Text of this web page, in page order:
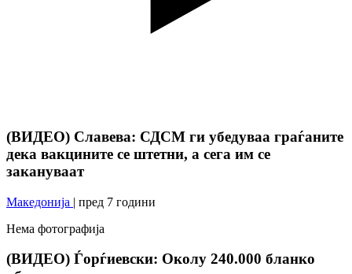
(ВИДЕО) Славева: СДСМ ги убедуваа граѓаните
дека вакцините се штетни, а сега им се
закануваат
Македонија | пред 7 години
Нема фотографија
(ВИДЕО) Ѓорѓиевски: Околу 240.000 бланко